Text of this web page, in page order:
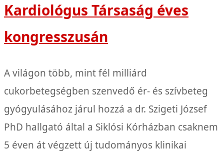
Kardiológus Társaság éves
kongresszusán
A világon több, mint fél milliárd
cukorbetegségben szenvedő ér- és szívbeteg
gyógyulásához járul hozzá a dr. Szigeti József
PhD hallgató által a Siklósi Kórházban csaknem
5 éven át végzett új tudományos klinikai